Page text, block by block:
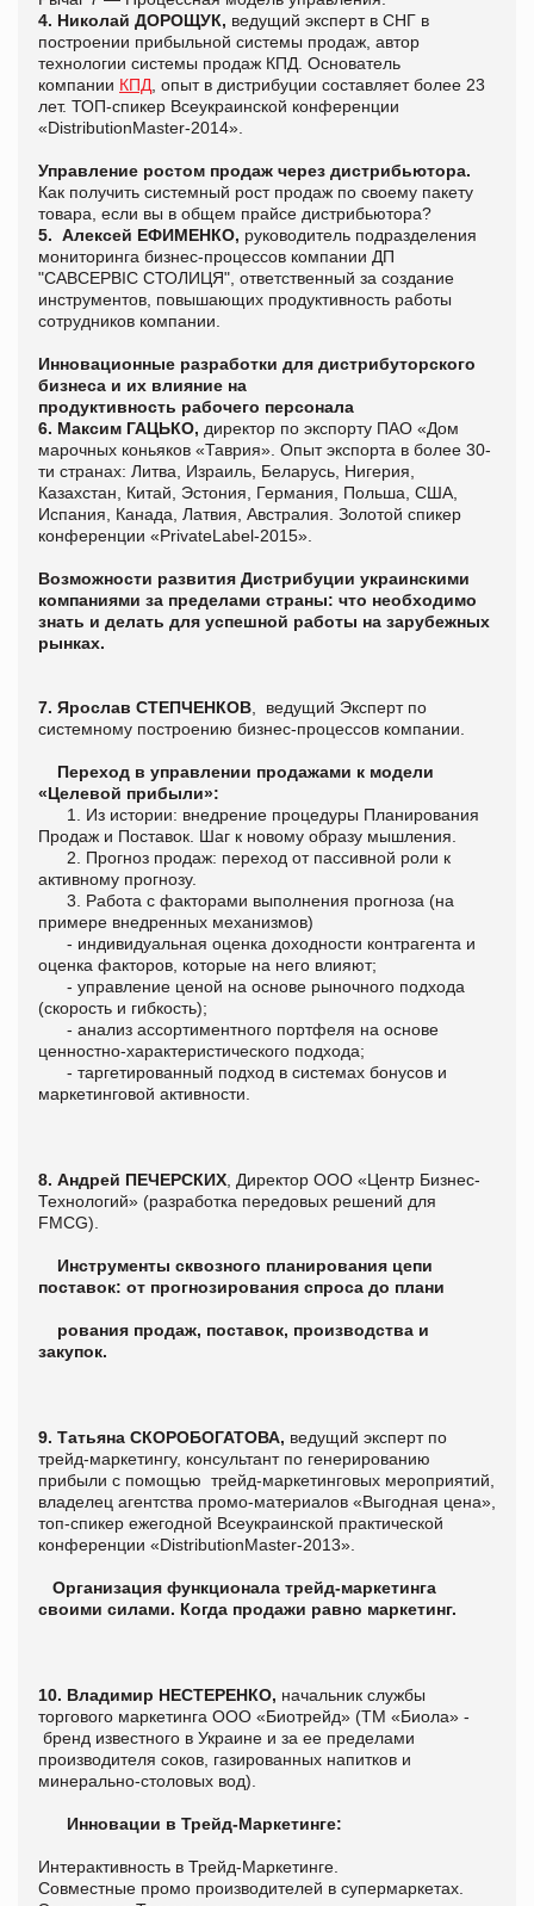
4. Николай ДОРОЩУК, ведущий эксперт в СНГ в
построении прибыльной системы продаж, автор
технологии системы продаж КПД. Основатель
компании КПД , опыт в дистрибуции составляет более 23
лет. ТОП-спикер Всеукраинской конференции
«DistributionMaster-2014».
Управление ростом продаж через дистрибьютора.
Как получить системный рост продаж по своему пакету
товара, если вы в общем прайсе дистрибьютора?
5. Алексей ЕФИМЕНКО, руководитель подразделения
мониторинга бизнес-процессов компании ДП
"САВСЕРВІС СТОЛИЦЯ", ответственный за создание
инструментов, повышающих продуктивность работы
сотрудников компании.
Инновационные разработки для дистрибуторского
бизнеса и их влияние на
продуктивность рабочего персонала
6. Максим ГАЦЬКО, директор по экспорту ПАО «Дом
марочных коньяков «Таврия». Опыт экспорта в более 30-
ти странах: Литва, Израиль, Беларусь, Нигерия,
Казахстан, Китай, Эстония, Германия, Польша, США,
Испания, Канада, Латвия, Австралия. Золотой спикер
конференции «PrivateLabel-2015».
Возможности развития Дистрибуции украинскими
компаниями за пределами страны: что необходимо
знать и делать для успешной работы на зарубежных
рынках.
7. Ярослав СТЕПЧЕНКОВ , ведущий Эксперт по
системному построению бизнес-процессов компании.
Переход в управлении продажами к модели
«Целевой прибыли»:
1. Из истории: внедрение процедуры Планирования
Продаж и Поставок. Шаг к новому образу мышления.
2. Прогноз продаж: переход от пассивной роли к
активному прогнозу.
3. Работа с факторами выполнения прогноза (на
примере внедренных механизмов)
- индивидуальная оценка доходности контрагента и
оценка факторов, которые на него влияют;
- управление ценой на основе рыночного подхода
(скорость и гибкость);
- анализ ассортиментного портфеля на основе
ценностно-характеристического подхода;
- таргетированный подход в системах бонусов и
маркетинговой активности.
8. Андрей ПЕЧЕРСКИХ , Директор ООО «Центр Бизнес-
Технологий» (разработка передовых решений для
FMCG).
Инструменты сквозного планирования цепи
поставок: от прогнозирования спроса до плани
рования продаж, поставок, производства и
закупок.
9. Татьяна СКОРОБОГАТОВА, ведущий эксперт по
трейд-маркетингу, консультант по генерированию
прибыли с помощью трейд-маркетинговых мероприятий,
владелец агентства промо-материалов «Выгодная цена»,
топ-спикер ежегодной Всеукраинской практической
конференции «DistributionMaster-2013».
Организация функционала трейд-маркетинга
своими силами. Когда продажи равно маркетинг.
10. Владимир НЕСТЕРЕНКО, начальник службы
торгового маркетинга ООО «Биотрейд» (ТМ «Биола» -
бренд известного в Украине и за ее пределами
производителя соков, газированных напитков и
минерально-столовых вод).
Инновации в Трейд-Маркетинге:
Интерактивность в Трейд-Маркетинге.
Совместные промо производителей в супермаркетах.